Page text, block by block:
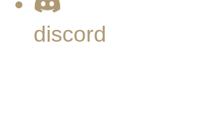
discord